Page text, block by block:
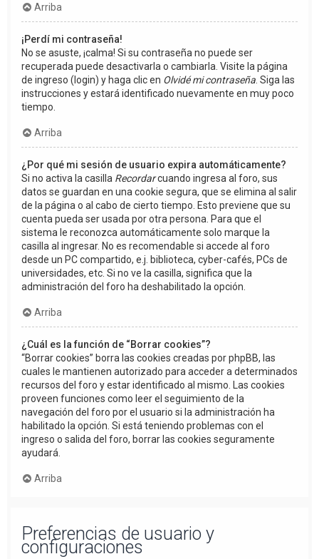
Arriba
¡Perdí mi contraseña!
No se asuste, ¡calma! Si su contraseña no puede ser
recuperada puede desactivarla o cambiarla. Visite la página
de ingreso (login) y haga clic en Olvidé mi contraseña . Siga las
instrucciones y estará identificado nuevamente en muy poco
tiempo.
Arriba
¿Por qué mi sesión de usuario expira automáticamente?
Si no activa la casilla Recordarcuando ingresa al foro, sus
datos se guardan en una cookie segura, que se elimina al salir
de la página o al cabo de cierto tiempo. Esto previene que su
cuenta pueda ser usada por otra persona. Para que el
sistema le reconozca automáticamente solo marque la
casilla al ingresar. No es recomendable si accede al foro
desde un PC compartido, e.j. biblioteca, cyber-cafés, PCs de
universidades, etc. Si no ve la casilla, significa que la
administración del foro ha deshabilitado la opción.
Arriba
¿Cuál es la función de “Borrar cookies”?
“Borrar cookies” borra las cookies creadas por phpBB, las
cuales le mantienen autorizado para acceder a determinados
recursos del foro y estar identificado al mismo. Las cookies
proveen funciones como leer el seguimiento de la
navegación del foro por el usuario si la administración ha
habilitado la opción. Si está teniendo problemas con el
ingreso o salida del foro, borrar las cookies seguramente
ayudará.
Arriba
Preferencias de usuario y
configuraciones